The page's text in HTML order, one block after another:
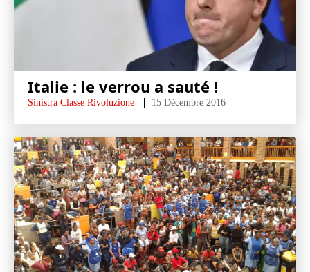
Italie : le verrou a sauté !
Sinistra Classe Rivoluzione 15 Décembre 2016